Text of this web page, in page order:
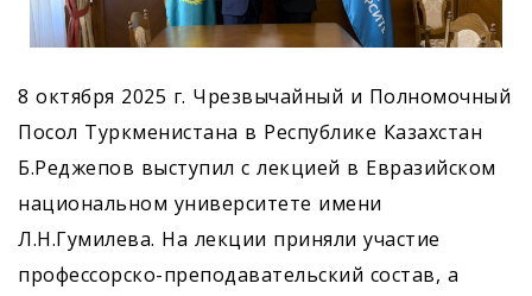
8 октября 2025 г. Чрезвычайный и Полномочный
Посол Туркменистана в Республике Казахстан
Б.Реджепов выступил с лекцией в Евразийском
национальном университете имени
Л.Н.Гумилева. На лекции приняли участие
профессорско-преподавательский состав, а